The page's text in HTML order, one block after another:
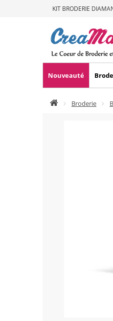
KIT BRODERIE
Nouveauté
Broderie